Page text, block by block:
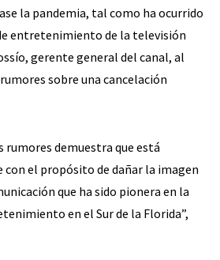
la pandemia, tal como ha ocurrido
entretenimiento de la televisión
gerente general del canal, al
sobre una cancelación
rumores demuestra que está
con el propósito de dañar la imagen
que ha sido pionera en la
en el Sur de la Florida”,